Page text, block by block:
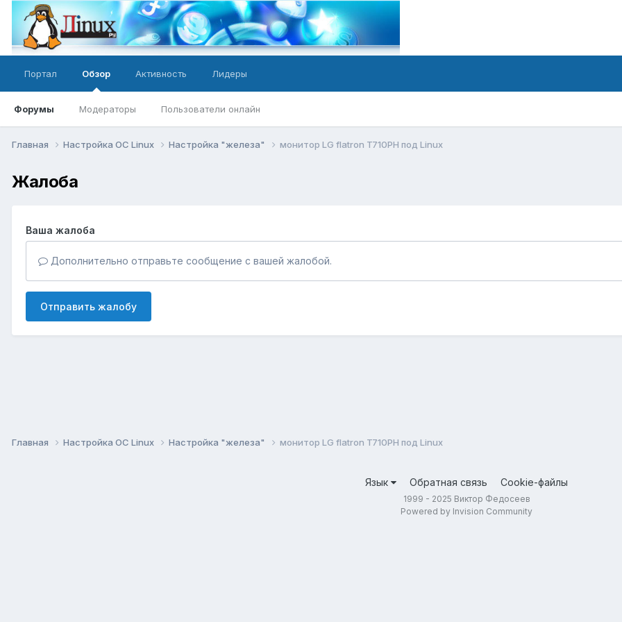
Портал Обзор
Форумы Модераторы Пользователи онлайн
Активность Лидеры
Главная Настройка ОС Linux Настройка "железа" монитор LG flatron T710PH под Linux
Жалоба
Ваша жалоба
Дополнительно отправьте сообщение с вашей жалобой.
Отправить жалобу
Главная Настройка ОС Linux Настройка "железа" монитор LG flatron T710PH под Linux
Язык Обратная связь Cookie-файлы
1999 - 2025 Виктор Федосеев
Powered by Invision Community